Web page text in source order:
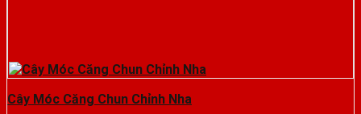
Cây Móc Căng Chun Chỉnh Nha